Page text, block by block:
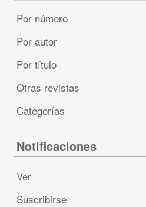
Por número
Por autor
Por título
Otras revistas
Categorías
Notificaciones
Ver
Suscribirse